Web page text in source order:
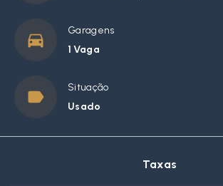
Garagens
1 Vaga
Situação
Usado
Taxas